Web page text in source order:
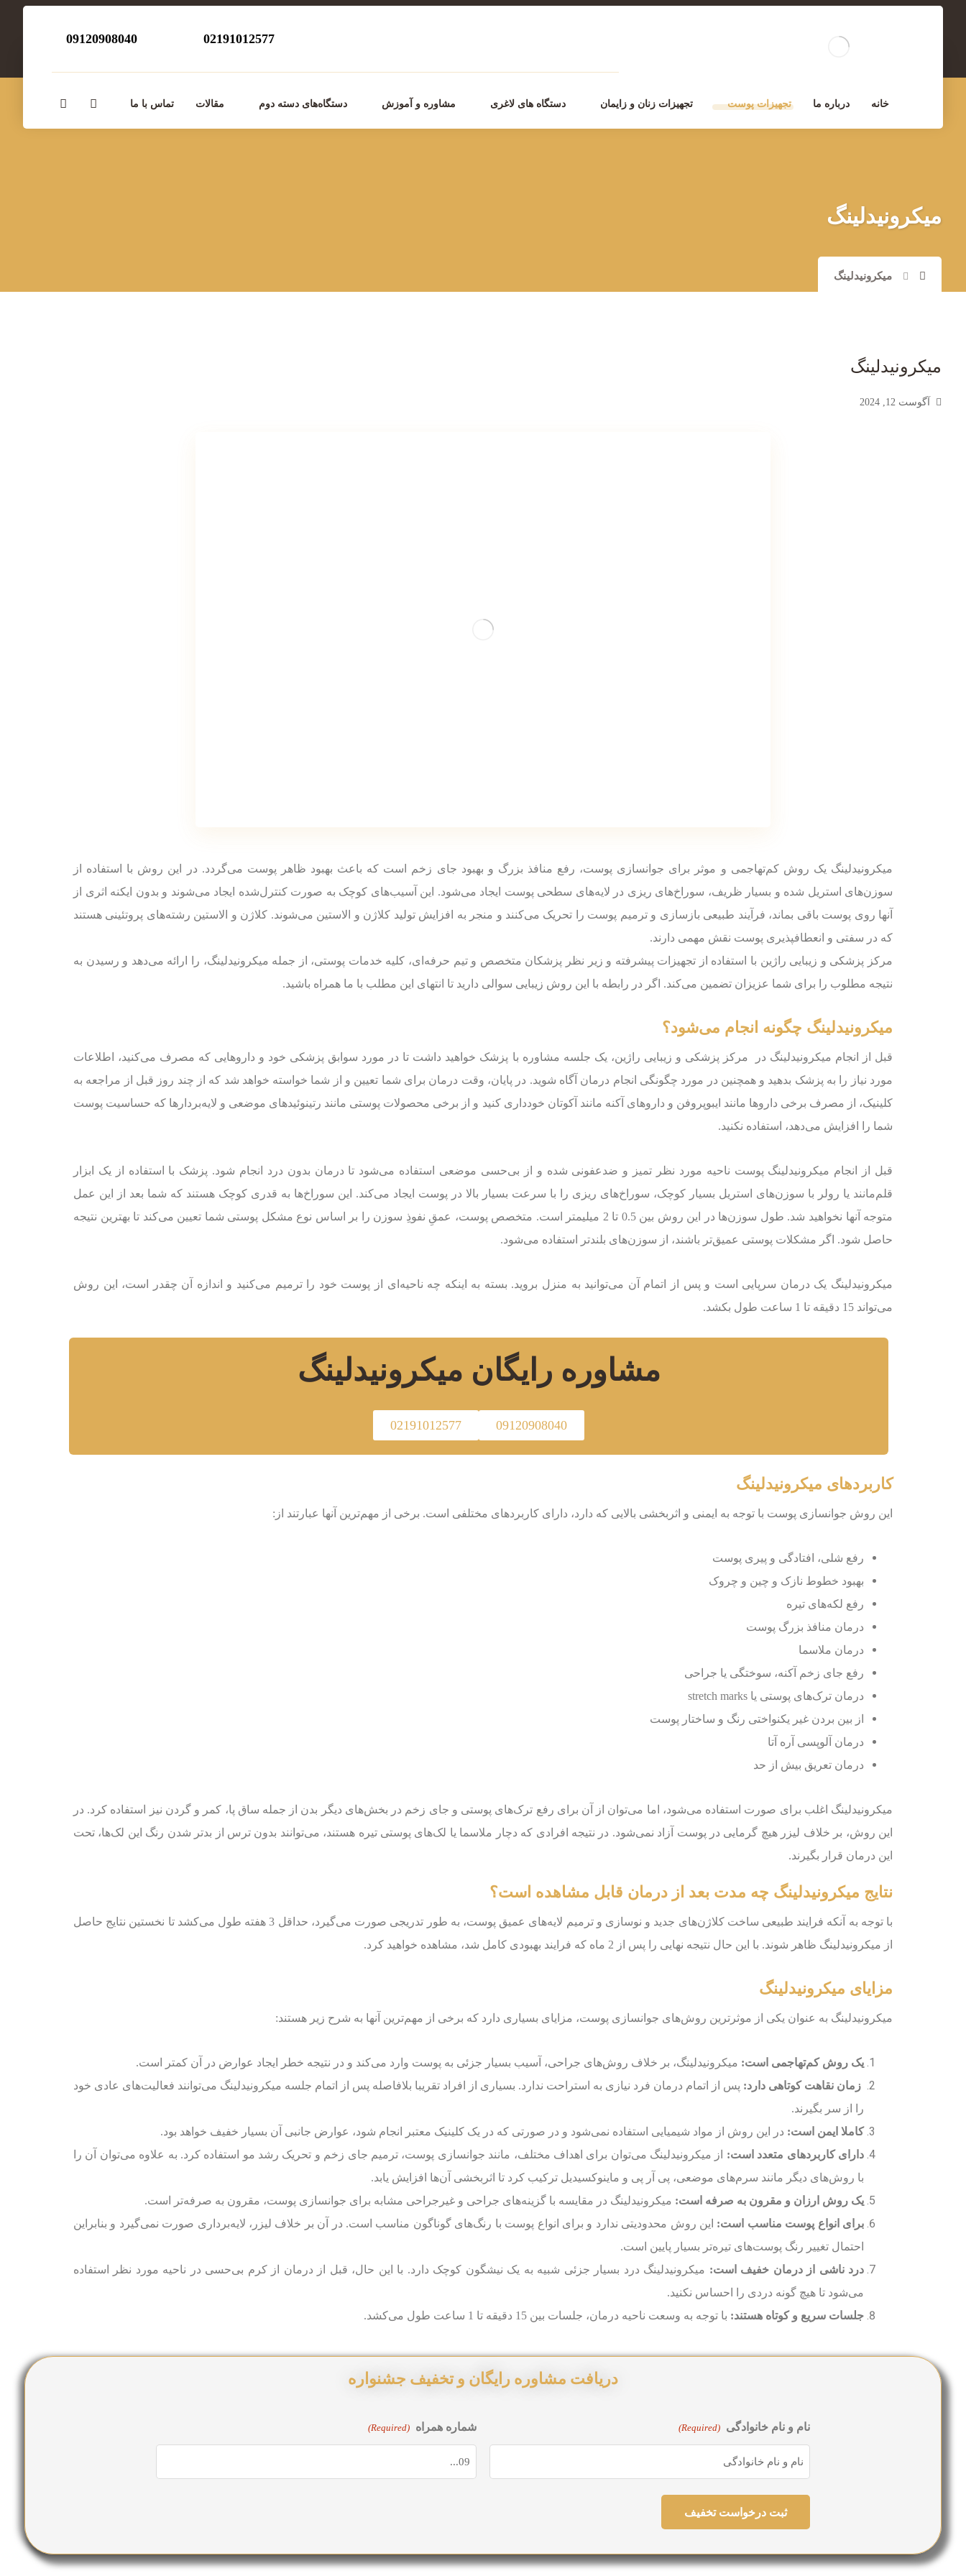
09120908040 02191012577
خانه درباره ما تجهیزات پوست تجهیزات زنان و زایمان دستگاه های لاغری مشاوره و آموزش دستگاه‌های دسته دوم مقالات تماس با ما
میکرونیدلینگ
میکرونیدلینگ
میکرونیدلینگ
آگوست 12, 2024
میکرونیدلینگ یک روش کم‌تهاجمی و موثر برای جوانسازی پوست، رفع منافذ بزرگ و بهبود جای زخم است که باعث بهبود ظاهر پوست می‌گردد. در این روش با استفاده از
سوزن‌های استریل شده و بسیار ظریف، سوراخ‌های ریزی در لایه‌های سطحی پوست ایجاد می‌شود. این آسیب‌های کوچک به صورت کنترل‌شده ایجاد می‌شوند و بدون ایکنه اثری از
آنها روی پوست باقی بماند، فرآیند طبیعی بازسازی و ترمیم پوست را تحریک می‌کنند و منجر به افزایش تولید کلاژن و الاستین می‌شوند. کلاژن و الاستین رشته‌های پروتئینی هستند
که در سفتی و انعطاف‎پذیری پوست نقش مهمی دارند.
مرکز پزشکی و زیبایی راژین با استفاده از تجهیزات پیشرفته و زیر نظر پزشکان متخصص و تیم حرفه‌ای، کلیه خدمات پوستی، از جمله میکرونیدلینگ، را ارائه می‌دهد و رسیدن به
نتیجه مطلوب را برای شما عزیزان تضمین می‌کند. اگر در رابطه با این روش زیبایی سوالی دارید تا انتهای این مطلب با ما همراه باشید.
میکرونیدلینگ چگونه انجام می‌شود؟
قبل از انجام میکرونیدلینگ در مرکز پزشکی و زیبایی راژین، یک جلسه مشاوره با پزشک خواهید داشت تا در مورد سوابق پزشکی خود و داروهایی که مصرف می‌کنید، اطلاعات
مورد نیاز را به پزشک بدهید و همچنین در مورد چگونگی انجام درمان آگاه شوید. در پایان، وقت درمان برای شما تعیین و از شما خواسته خواهد شد که از چند روز قبل از مراجعه به
کلینیک، از مصرف برخی داروها مانند ایبوپروفن و داروهای آکنه مانند آکوتان خودداری کنید و از برخی محصولات پوستی مانند رتینوئیدهای موضعی و لایه‌بردارها که حساسیت پوست
شما را افزایش می‌دهد، استفاده نکنید.
قبل از انجام میکرونیدلینگ پوست ناحیه مورد نظر تمیز و ضدعفونی شده و از بی‌حسی موضعی استفاده می‌شود تا درمان بدون درد انجام شود. پزشک با استفاده از یک ابزار
قلم‌مانند یا رولر با سوزن‌های استریل بسیار کوچک، سوراخ‌های ریزی را با سرعت بسیار بالا در پوست ایجاد می‌کند. این سوراخ‌ها به قدری کوچک هستند که شما بعد از این عمل
متوجه آنها نخواهید شد. طول سوزن‌ها در این روش بین 0.5 تا 2 میلیمتر است. متخصص پوست، عمقِ نفوذِ سوزن را بر اساس نوع مشکل پوستی شما تعیین می‌کند تا بهترین نتیجه
حاصل شود. اگر مشکلات پوستی عمیق‌تر باشند، از سوزن‌های بلند‌تر استفاده می‌شود.
میکرونیدلینگ یک درمان سرپایی است و پس از اتمام آن می‌توانید به منزل بروید. بسته به اینکه چه ناحیه‌ای از پوست خود را ترمیم می‌کنید و اندازه آن چقدر است، این روش
می‌تواند 15 دقیقه تا 1 ساعت طول بکشد.
مشاوره رایگان میکرونیدلینگ
09120908040
02191012577
کاربردهای میکرونیدلینگ
این روش جوانسازی پوست با توجه به ایمنی و اثربخشی بالایی که دارد، دارای کاربردهای مختلفی است. برخی از مهم‌ترین آنها عبارتند از:
رفع شلی، افتادگی و پیری پوست
بهبود خطوط نازک و چین و چروک
رفع لکه‌های تیره
درمان منافذ بزرگ پوست
درمان ملاسما
رفع جای زخم آکنه، سوختگی یا جراحی
درمان ترک‌های پوستی یا stretch marks
از بین بردن غیر یکنواختی رنگ و ساختار پوست
درمان آلوپسی آره آتا
درمان تعریق بیش از حد
میکرونیدلینگ اغلب برای صورت استفاده می‌شود، اما می‌توان از آن برای رفع ترک‌های پوستی و جای زخم در بخش‌های دیگر بدن از جمله ساق پا، کمر و گردن نیز استفاده کرد. در
این روش، بر خلاف لیزر هیچ گرمایی در پوست آزاد نمی‌شود. در نتیجه افرادی که دچار ملاسما یا لک‌های پوستی تیره هستند، می‌توانند بدون ترس از بدتر شدن رنگ این لک‌ها، تحت
این درمان قرار بگیرند.
نتایج میکرونیدلینگ چه مدت بعد از درمان قابل مشاهده است؟
با توجه به آنکه فرایند طبیعی ساخت کلاژن‌های جدید و نوسازی و ترمیم لایه‌های عمیق پوست، به طور تدریجی صورت می‌گیرد، حداقل 3 هفته طول می‌کشد تا نخستین نتایج حاصل
از میکرونیدلینگ ظاهر شوند. با این حال نتیجه نهایی را پس از 2 ماه که فرایند بهبودی کامل شد، مشاهده خواهید کرد.
مزایای میکرونیدلینگ
میکرونیدلینگ به عنوان یکی از موثرترین روش‌های جوانسازی پوست، مزایای بسیاری دارد که برخی از مهم‌ترین آنها به شرح زیر هستند:
یک روش کم‌تهاجمی است: میکرونیدلینگ، بر خلاف روش‌های جراحی، آسیب بسیار جزئی به پوست وارد می‌کند و در نتیجه خطر ایجاد عوارض در آن کمتر است.
زمان نقاهت کوتاهی دارد: پس از اتمام درمان فرد نیازی به استراحت ندارد. بسیاری از افراد تقریبا بلافاصله پس از اتمام جلسه میکرونیدلینگ می‌توانند فعالیت‌های عادی خود
را از سر بگیرند.
کاملا ایمن است: در این روش از مواد شیمیایی استفاده نمی‌شود و در صورتی که در یک کلینیک معتبر انجام شود، عوارض جانبی آن بسیار خفیف خواهد بود.
دارای کاربردهای متعدد است: از میکرونیدلینگ می‌توان برای اهداف مختلف، مانند جوانسازی پوست، ترمیم جای زخم و تحریک رشد مو استفاده کرد. به علاوه می‌توان آن را
با روش‌های دیگر مانند سرم‌های موضعی، پی آر پی و ماینوکسیدیل ترکیب کرد تا اثربخشی آن‌ها افزایش یابد.
یک روش ارزان و مقرون به صرفه است: میکرونیدلینگ در مقایسه با گزینه‌های جراحی و غیرجراحی مشابه برای جوانسازی پوست، مقرون ‌به ‌صرفه‌تر است.
برای انواع پوست مناسب است: این روش محدودیتی ندارد و برای انواع پوست با رنگ‌های گوناگون مناسب است. در آن بر خلاف لیزر، لایه‌برداری صورت نمی‌گیرد و بنابراین
احتمال تغییر رنگ پوست‌های تیره‌تر بسیار پایین است.
درد ناشی از درمان خفیف است: میکرونیدلینگ درد بسیار جزئی شبیه به یک نیشگون کوچک دارد. با این حال، قبل از درمان از کرم بی‌حسی در ناحیه مورد نظر استفاده
می‌شود تا هیچ گونه دردی را احساس نکنید.
جلسات سریع و کوتاه هستند: با توجه به وسعت ناحیه درمان، جلسات بین 15 دقیقه تا 1 ساعت طول می‌کشد.
دریافت مشاوره رایگان و تخفیف جشنواره
نام و نام خانوادگی (Required) شماره همراه (Required)